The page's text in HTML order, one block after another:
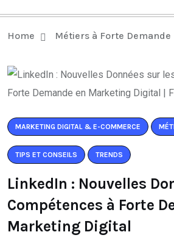
Home Métiers à Forte Demande
MARKETING DIGITAL & E-COMMERCE
TIPS ET CONSEILS TRENDS
LinkedIn : Nouvelles
Compétences à Forte
Marketing Digital